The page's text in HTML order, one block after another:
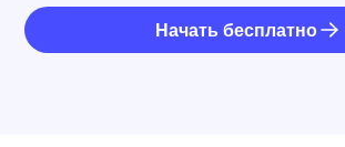
Начать бесплатно